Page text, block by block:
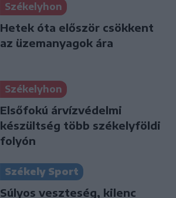
Székelyhon
Hetek óta először csökkent
az üzemanyagok ára
Székelyhon
Elsőfokú árvízvédelmi
készültség több székelyföldi
folyón
Székely Sport
Súlyos veszteség, kilenc